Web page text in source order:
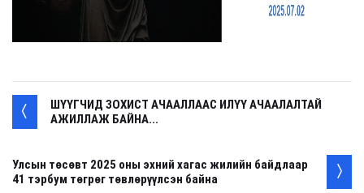
ШҮҮГЧИД ЗОХИСТ АЧААЛЛААС ИЛҮҮ АЧААЛАЛТАЙ
АЖИЛЛАЖ БАЙНА...
Улсын төсөвт 2025 оны эхний хагас жилийн байдлаар
41 тэрбум төгрөг төвлөрүүлсэн байна